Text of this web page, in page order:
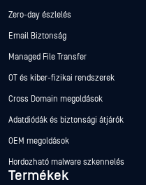
Zero-day észlelés
Email Biztonság
Managed File Transfer
OT és kiber-fizikai rendszerek
Cross Domain megoldások
Adatdiódák és biztonsági átjárók
OEM megoldások
Hordozható malware szkennelés
Termékek